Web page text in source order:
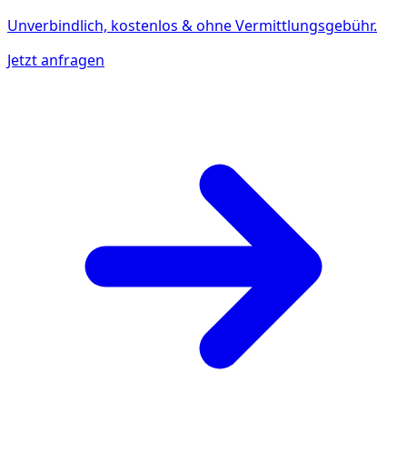
Unverbindlich, kostenlos & ohne Vermittlungsgebühr.
Jetzt anfragen